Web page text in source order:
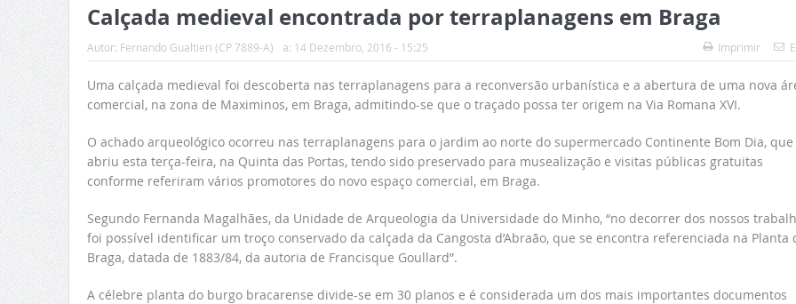
Calçada medieval encontrada por terraplanagens em Braga
Autor: Fernando Gualtieri (CP 7889-A) a: 14 Dezembro, 2016 - 15:25 Imprimir
Uma calçada medieval foi descoberta nas terraplanagens para a reconversão urbanística e a abertura de uma nova
comercial, na zona de Maximinos, em Braga, admitindo-se que o traçado possa ter origem na Via Romana XVI.
O achado arqueológico ocorreu nas terraplanagens para o jardim ao norte do supermercado Continente Bom Dia, que
abriu esta terça-feira, na Quinta das Portas, tendo sido preservado para musealização e visitas públicas gratuitas
conforme referiram vários promotores do novo espaço comercial, em Braga.
Segundo Fernanda Magalhães, da Unidade de Arqueologia da Universidade do Minho, “no decorrer dos nossos
foi possível identificar um troço conservado da calçada da Cangosta d’Abraão, que se encontra referenciada na Planta
Braga, datada de 1883/84, da autoria de Francisque Goullard”.
A célebre planta do burgo bracarense divide-se em 30 planos e é considerada um dos mais importantes documentos